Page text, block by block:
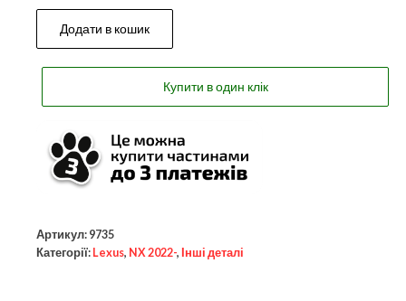
Додати в кошик
Купити в один клік
Артикул: 9735
Категорії: Lexus, NX 2022-, Інші деталі